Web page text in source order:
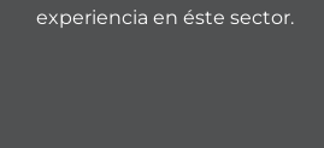
experiencia en éste sector.